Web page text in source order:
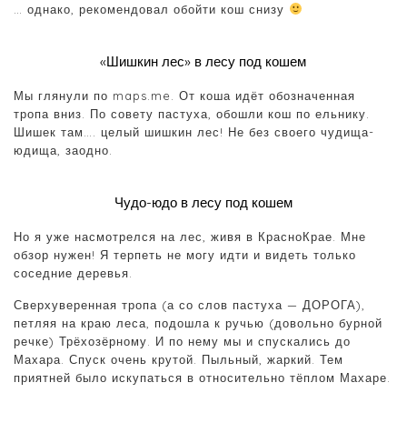
… однако, рекомендовал обойти кош снизу
«Шишкин лес» в лесу под кошем
Мы глянули по maps.me. От коша идёт обозначенная
тропа вниз. По совету пастуха, обошли кош по ельнику.
Шишек там…. целый шишкин лес! Не без своего чудища-
юдища, заодно.
Чудо-юдо в лесу под кошем
Но я уже насмотрелся на лес, живя в КрасноКрае. Мне
обзор нужен! Я терпеть не могу идти и видеть только
соседние деревья.
Сверхуверенная тропа (а со слов пастуха — ДОРОГА),
петляя на краю леса, подошла к ручью (довольно бурной
речке) Трёхозёрному. И по нему мы и спускались до
Махара. Спуск очень крутой. Пыльный, жаркий. Тем
приятней было искупаться в относительно тёплом Махаре.